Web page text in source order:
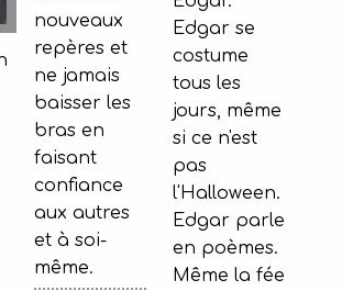
nouveaux
repères et
ne jamais
baisser les
bras en
faisant
confiance
aux autres
et à soi-
même.
Edgar se
costume
tous les
jours, même
si ce n'est
pas
l'Halloween.
Edgar parle
en poèmes.
Même la fée